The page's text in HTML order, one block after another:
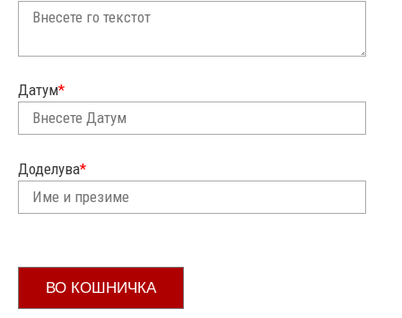
Датум*
Доделува*
ВО КОШНИЧКА